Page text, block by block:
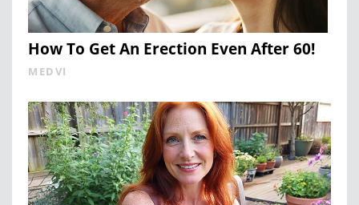
How To Get An Erection Even After 60!
MEDVI